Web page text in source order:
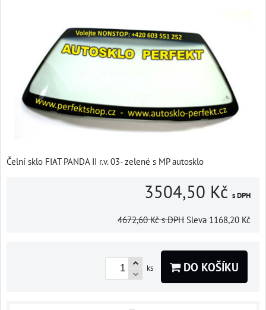
Čelní sklo FIAT PANDA II r.v. 03- zelené s MP autosklo
3504,50 Kč s DPH
4672,60 Kč s DPH Sleva 1168,20 Kč
ks DO KOŠÍKU